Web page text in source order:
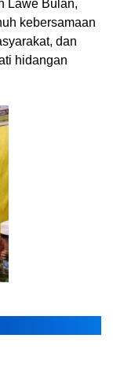
Lawe Bulan,
kebersamaan
dan
hidangan